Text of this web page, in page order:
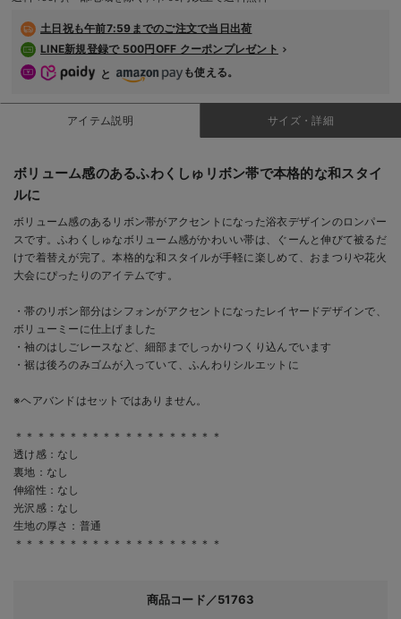
入院準備の持ち物チェック
土日祝も午前7:59までのご注文で当日出荷
LINE新規登録で 500円OFF クーポンプレゼント
と
も使える。
アイテム説明 サイズ・詳細
ボリューム感のあるふわくしゅリボン帯で本格的な和スタイ
ルに
ボリューム感のあるリボン帯がアクセントになった浴衣デザインのロンパー
スです。ふわくしゅなボリューム感がかわいい帯は、ぐーんと伸びて被るだ
けで着替えが完了。本格的な和スタイルが手軽に楽しめて、おまつりや花火
大会にぴったりのアイテムです。
・帯のリボン部分はシフォンがアクセントになったレイヤードデザインで、
ボリューミーに仕上げました
・袖のはしごレースなど、細部までしっかりつくり込んでいます
・裾は後ろのみゴムが入っていて、ふんわりシルエットに
※ヘアバンドはセットではありません。
＊＊＊＊＊＊＊＊＊＊＊＊＊＊＊＊＊＊＊
透け感：なし
裏地：なし
伸縮性：なし
光沢感：なし
生地の厚さ：普通
＊＊＊＊＊＊＊＊＊＊＊＊＊＊＊＊＊＊＊
商品コード／51763